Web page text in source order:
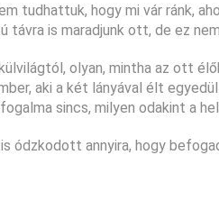
tudhattuk, hogy mi vár ránk,
távra is maradjunk ott, de ez
olyan, mintha az ott
aki a két lányával élt
sincs, milyen odakint a
ódzkodott annyira, hogy